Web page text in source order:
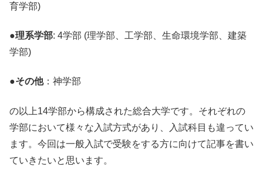
育学部)
●理系学部: 4学部 (理学部、工学部、生命環境学部、建築
学部)
●その他：神学部
の以上14学部から構成された総合大学です。それぞれの
学部において様々な入試方式があり、入試科目も違ってい
ます。今回は一般入試で受験をする方に向けて記事を書い
ていきたいと思います。